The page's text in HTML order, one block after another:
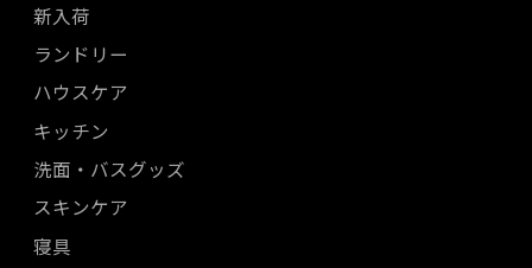
新入荷
ランドリー
ハウスケア
キッチン
洗面・バスグッズ
スキンケア
寝具